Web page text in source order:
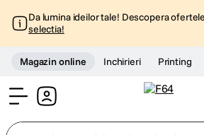
Da lumina ideilor tale! Descopera
selectia!
Magazin online Inchirieri Printing
Cauta dupa model, tipul produsului,